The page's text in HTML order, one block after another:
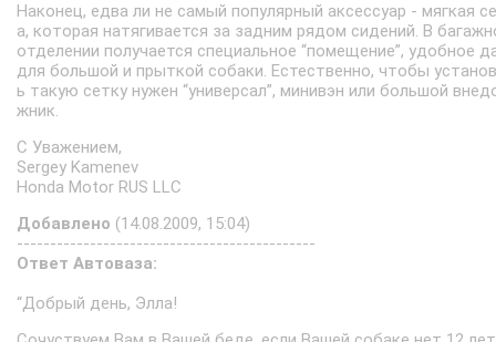
Наконец, едва ли не самый популярный аксессуар - мягкая
а, которая натягивается за задним рядом сидений. В
отделении получается специальное “помещение”, удобное
для большой и прыткой собаки. Естественно, чтобы
ь такую сетку нужен “универсал”, минивэн или большой
жник.
С Уважением,
Sergey Kamenev
Honda Motor RUS LLC
Добавлено (14.08.2009, 15:04)
---------------------------------------------
Ответ Автоваза:
“Добрый день, Элла!